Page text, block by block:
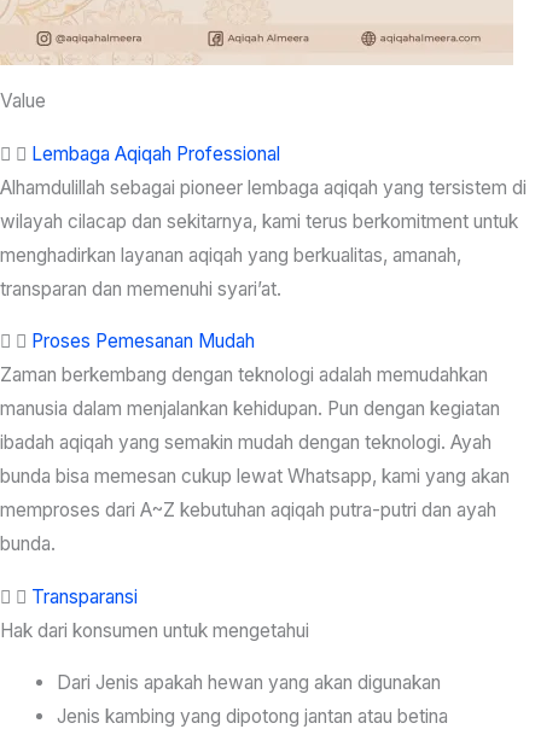
Value
Lembaga Aqiqah Professional
Alhamdulillah sebagai pioneer lembaga aqiqah yang tersistem di
wilayah cilacap dan sekitarnya, kami terus berkomitment untuk
menghadirkan layanan aqiqah yang berkualitas, amanah,
transparan dan memenuhi syari’at.
Proses Pemesanan Mudah
Zaman berkembang dengan teknologi adalah memudahkan
manusia dalam menjalankan kehidupan. Pun dengan kegiatan
ibadah aqiqah yang semakin mudah dengan teknologi. Ayah
bunda bisa memesan cukup lewat Whatsapp, kami yang akan
memproses dari A~Z kebutuhan aqiqah putra-putri dan ayah
bunda.
Transparansi
Hak dari konsumen untuk mengetahui
Dari Jenis apakah hewan yang akan digunakan
Jenis kambing yang dipotong jantan atau betina